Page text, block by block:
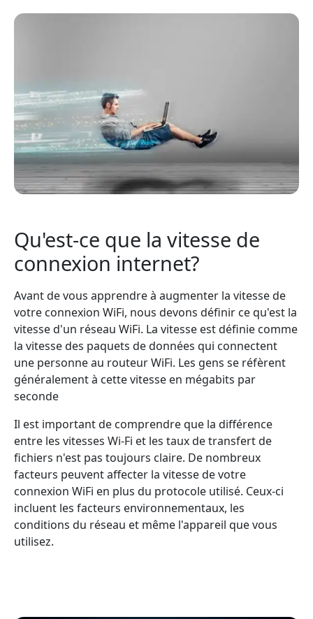
Qu'est-ce que la vitesse de
connexion internet?
Avant de vous apprendre à augmenter la vitesse de
votre connexion WiFi, nous devons définir ce qu'est la
vitesse d'un réseau WiFi. La vitesse est définie comme
la vitesse des paquets de données qui connectent
une personne au routeur WiFi. Les gens se réfèrent
généralement à cette vitesse en mégabits par
seconde
Il est important de comprendre que la différence
entre les vitesses Wi-Fi et les taux de transfert de
fichiers n'est pas toujours claire. De nombreux
facteurs peuvent affecter la vitesse de votre
connexion WiFi en plus du protocole utilisé. Ceux-ci
incluent les facteurs environnementaux, les
conditions du réseau et même l'appareil que vous
utilisez.